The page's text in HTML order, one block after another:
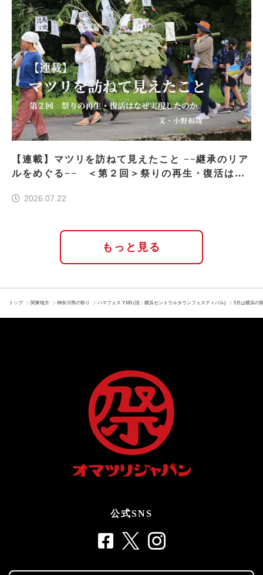
【連載】マツリを訪ねて見えたこと −−継承のリア
ルをめぐる−− ＜第２回＞祭りの再生・復活はな
2026.07.22
もっと見る
トップ 関東地方 神奈川県の祭り ハマフェス Y165 (旧：横浜セントラルタウンフェスティバル) 5月は横浜の
公式SNS